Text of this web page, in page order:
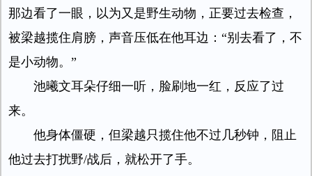
那边看了一眼，以为又是野生动物，正要过去检查，
被梁越揽住肩膀，声音压低在他耳边：“别去看了，不
是小动物。”
池曦文耳朵仔细一听，脸刷地一红，反应了过
来。
他身体僵硬，但梁越只揽住他不过几秒钟，阻止
他过去打扰野/战后，就松开了手。